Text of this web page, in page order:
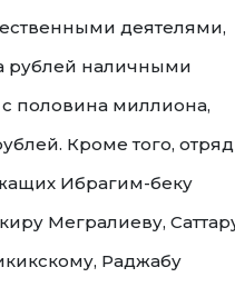
деятелями,
рублей наличными
половина миллиона,
Кроме того, отряд
Ибрагим-беку
Мегралиеву,
Раджабу